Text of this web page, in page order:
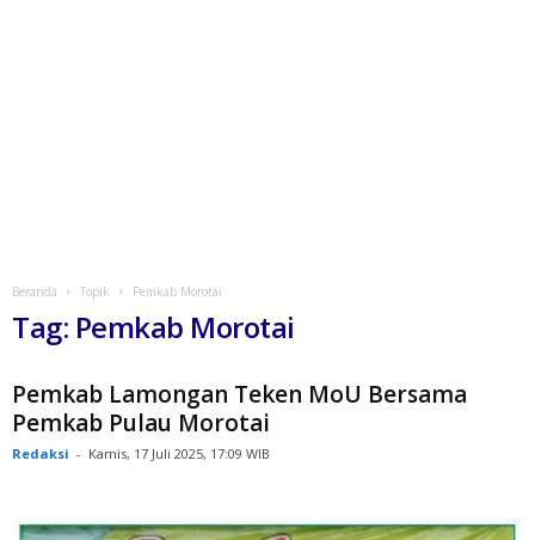
Beranda Topik Pemkab Morotai
Tag: Pemkab Morotai
Pemkab Lamongan Teken MoU Bersama
Pemkab Pulau Morotai
Redaksi - Kamis, 17 Juli 2025, 17:09 WIB